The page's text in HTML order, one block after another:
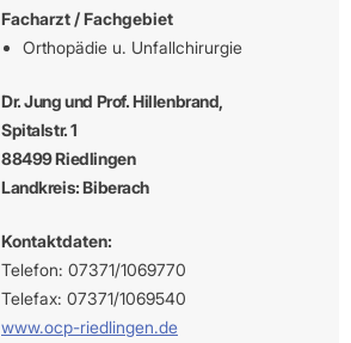
Facharzt / Fachgebiet
Orthopädie u. Unfallchirurgie
Dr. Jung und Prof. Hillenbrand,
Spitalstr. 1
88499 Riedlingen
Landkreis: Biberach
Kontaktdaten:
Telefon: 07371/1069770
Telefax: 07371/1069540
www.ocp-riedlingen.de